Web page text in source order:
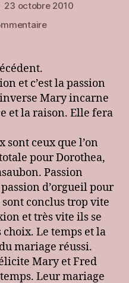
23 octobre 2010
sur
Middlemarch
:
Le
du
mariage
réussi
et c’est la passion
Mary incarne
et la raison. Elle fera
sont ceux que l’on
pour Dorothea,
Passion
d’orgueil pour
sont conclus trop vite
et très vite ils se
Le temps et la
mariage réussi.
Mary et Fred
Leur mariage